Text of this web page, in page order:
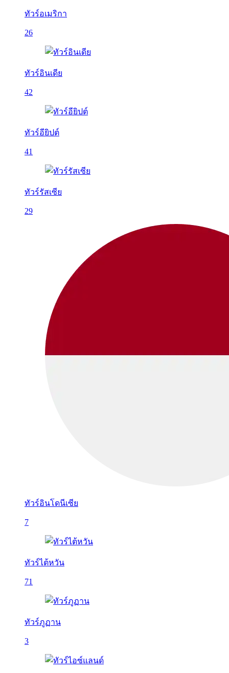
ทัวร์อเมริกา
26
ทัวร์อินเดีย
42
ทัวร์อียิปต์
41
ทัวร์รัสเซีย
29
ทัวร์อินโดนีเซีย
7
ทัวร์ไต้หวัน
71
ทัวร์ภูฏาน
3